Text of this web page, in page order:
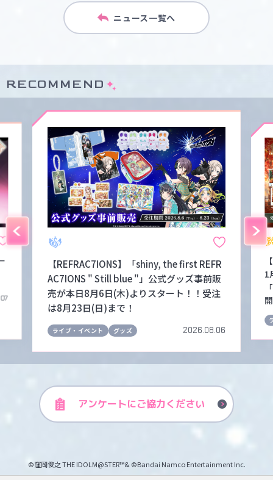
ニュース一覧へ
RECOMMEND
【REFRAC7IONS】「shiny, the first REFR
AC7IONS " Still blue "」公式グッズ事前販
売が本日8月6日(木)よりスタート！！受注
は8月23日(日)まで！
ライブ・イベント グッズ 2026.08.06
1
アンケートにご協力ください
©窪岡俊之 THE IDOLM@STER™& ©Bandai Namco Entertainment Inc.